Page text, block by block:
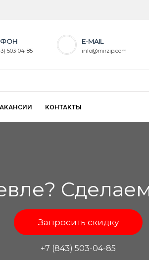
503-04-85
E-MAIL
info@mirzip.com
КОНТАКТЫ
Сделаем
Запросить скидку
+7 (843) 503-04-85